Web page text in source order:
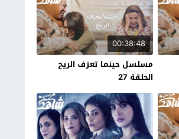
00:38:48
مسلسل حينما تعزف الريح
الحلقة 27